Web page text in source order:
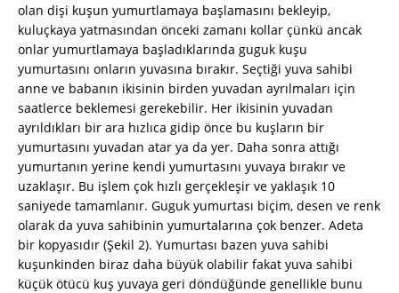
olan dişi kuşun yumurtlamaya başlamasını bekleyip,
kuluçkaya yatmasından önceki zamanı kollar çünkü ancak
onlar yumurtlamaya başladıklarında guguk kuşu
yumurtasını onların yuvasına bırakır. Seçtiği yuva sahibi
anne ve babanın ikisinin birden yuvadan ayrılmaları için
saatlerce beklemesi gerekebilir. Her ikisinin yuvadan
ayrıldıkları bir ara hızlıca gidip önce bu kuşların bir
yumurtasını yuvadan atar ya da yer. Daha sonra attığı
yumurtanın yerine kendi yumurtasını yuvaya bırakır ve
uzaklaşır. Bu işlem çok hızlı gerçekleşir ve yaklaşık 10
saniyede tamamlanır. Guguk yumurtası biçim, desen ve renk
olarak da yuva sahibinin yumurtalarına çok benzer. Adeta
bir kopyasıdır (Şekil 2). Yumurtası bazen yuva sahibi
kuşunkinden biraz daha büyük olabilir fakat yuva sahibi
küçük ötücü kuş yuvaya geri döndüğünde genellikle bunu